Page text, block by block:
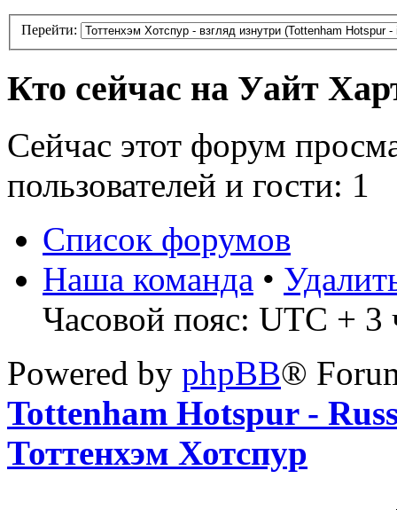
Перейти:
Кто сейчас на Уайт
Сейчас этот форум
пользователей и гости: 1
Список форумов
Наша команда •
Часовой пояс: UTC + 3
Powered by phpBB®
Tottenham Hotspur -
Тоттенхэм Хотспур